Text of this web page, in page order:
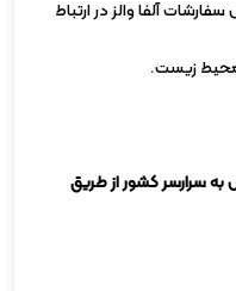
آلفا والز در ارتباط
محیط زیست.
سرارسر کشور از طریق